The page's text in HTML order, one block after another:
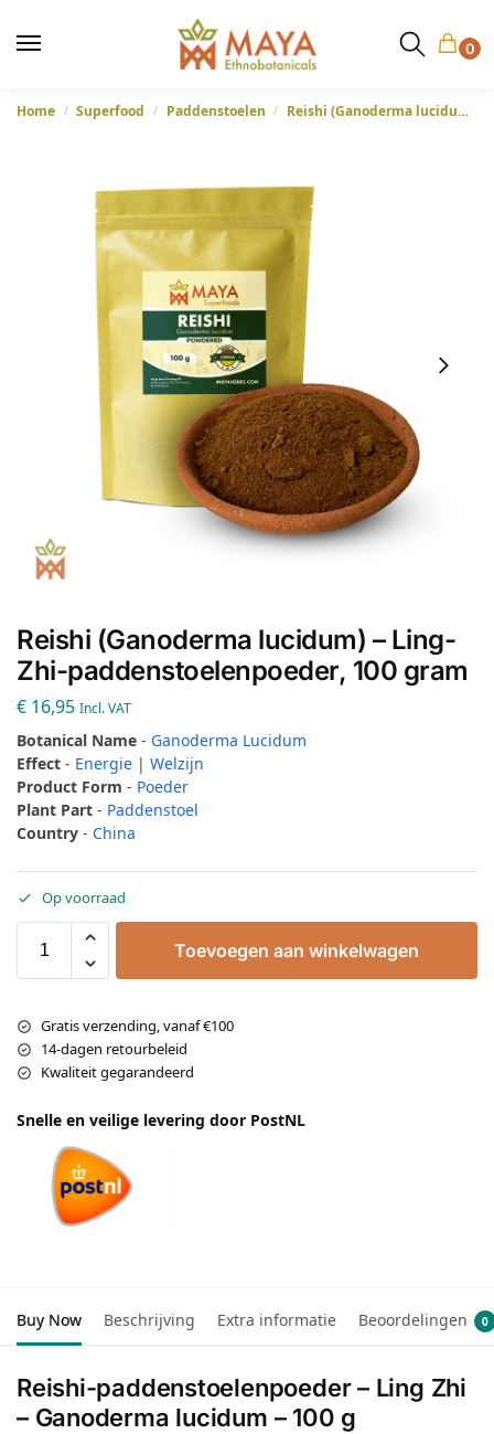
0
Home / Superfood / Paddenstoelen / Reishi (Ganoderma lucidum) – Ling-Zhi-paddenstoelenpoeder, 100 gram
Reishi (Ganoderma lucidum) – Ling-
Zhi-paddenstoelenpoeder, 100 gram
€ 16,95 Incl. VAT
Botanical Name - Ganoderma Lucidum
Effect - Energie | Welzijn
Product Form - Poeder
Plant Part - Paddenstoel
Country - China
Op voorraad
Toevoegen aan winkelwagen
Gratis verzending, vanaf €100
14-dagen retourbeleid
Kwaliteit gegarandeerd
Snelle en veilige levering door PostNL
Buy Now Beschrijving Extra informatie Beoordelingen 0
Reishi-paddenstoelenpoeder – Ling Zhi
– Ganoderma lucidum – 100 g